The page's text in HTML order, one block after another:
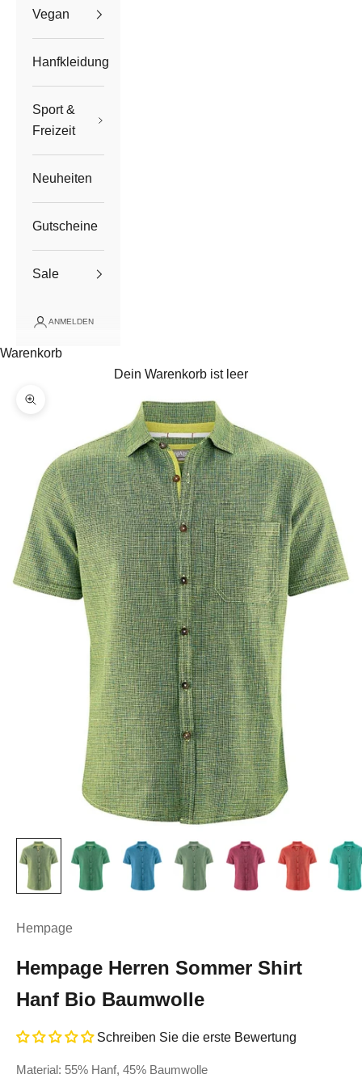
Vegan
Hanfkleidung
Sport &
Freizeit
Neuheiten
Gutscheine
Sale
ANMELDEN
Warenkorb
Dein Warenkorb ist leer
Bild vergrößern
Hempage
Hempage Herren Sommer Shirt
Hanf Bio Baumwolle
Schreiben Sie die erste Bewertung
Material: 55% Hanf, 45% Baumwolle